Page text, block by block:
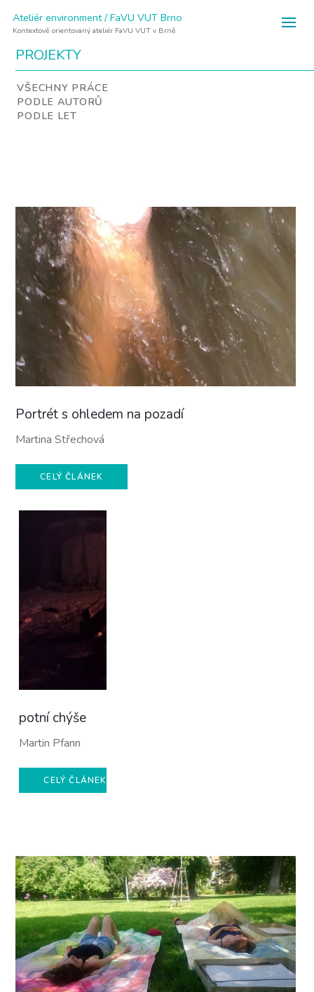
Ateliér environment / FaVU VUT Brno
Kontextově orientovaný ateliér FaVU VUT v Brně
PROJEKTY
VŠECHNY PRÁCE
PODLE AUTORŮ
PODLE LET
Portrét s ohledem na pozadí
Martina Střechová
CELÝ ČLÁNEK
potní chýše
Martin Pfann
CELÝ ČLÁNEK